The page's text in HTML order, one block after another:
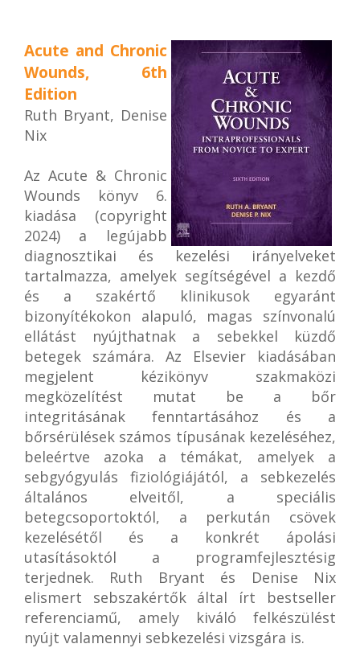
Acute and Chronic
Wounds, 6th
Edition
Ruth Bryant, Denise
Nix
Az Acute & Chronic
Wounds könyv 6.
kiadása (copyright
2024) a legújabb
diagnosztikai és kezelési irányelveket
tartalmazza, amelyek segítségével a kezdő
és a szakértő klinikusok egyaránt
bizonyítékokon alapuló, magas színvonalú
ellátást nyújthatnak a sebekkel küzdő
betegek számára. Az Elsevier kiadásában
megjelent kézikönyv szakmaközi
megközelítést mutat be a bőr
integritásának fenntartásához és a
bőrsérülések számos típusának kezeléséhez,
beleértve azoka a témákat, amelyek a
sebgyógyulás fiziológiájától, a sebkezelés
általános elveitől, a speciális
betegcsoportoktól, a perkután csövek
kezelésétől és a konkrét ápolási
utasításoktól a programfejlesztésig
terjednek. Ruth Bryant és Denise Nix
elismert sebszakértők által írt bestseller
referenciamű, amely kiváló felkészülést
nyújt valamennyi sebkezelési vizsgára is.